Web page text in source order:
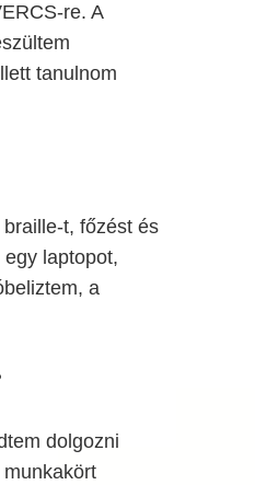
re. A
tanulnom
t, főzést és
laptopot,
a
dolgozni